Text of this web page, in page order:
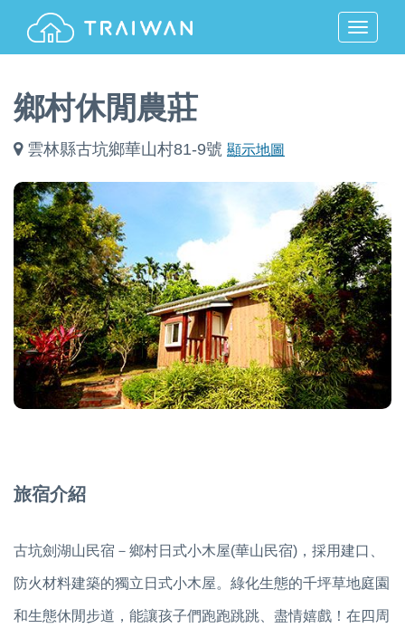
MENU
鄉村休閒農莊
雲林縣古坑鄉華山村81-9號 顯示地圖
旅宿介紹
古坑劍湖山民宿－鄉村日式小木屋(華山民宿)，採用建口、
防火材料建築的獨立日式小木屋。綠化生態的千坪草地庭園
和生態休閒步道，能讓孩子們跑跑跳跳、盡情嬉戲！在四周